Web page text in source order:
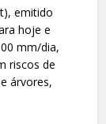
emitido
hoje e
mm/dia,
riscos de
árvores,